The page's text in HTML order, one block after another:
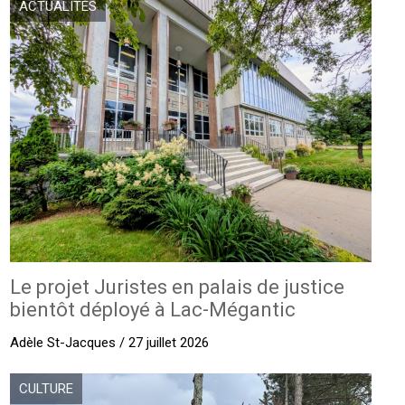
ACTUALITÉS
Le projet Juristes en palais de justice
bientôt déployé à Lac-Mégantic
Adèle St-Jacques / 27 juillet 2026
CULTURE